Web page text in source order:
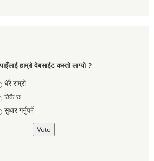
हाम्रो वेबसाईट कस्तो लाग्यो ?
धेरै राम्रो
ठिकै छ
सुधार गर्नुपर्ने